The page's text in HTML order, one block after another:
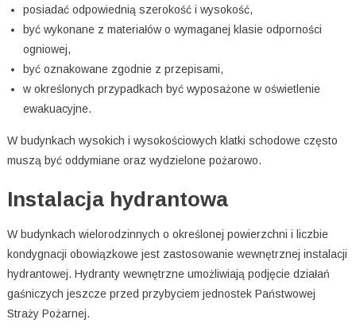
posiadać odpowiednią szerokość i wysokość,
być wykonane z materiałów o wymaganej klasie odporności
ogniowej,
być oznakowane zgodnie z przepisami,
w określonych przypadkach być wyposażone w oświetlenie
ewakuacyjne.
W budynkach wysokich i wysokościowych klatki schodowe często
muszą być oddymiane oraz wydzielone pożarowo.
Instalacja hydrantowa
W budynkach wielorodzinnych o określonej powierzchni i liczbie
kondygnacji obowiązkowe jest zastosowanie wewnętrznej instalacji
hydrantowej. Hydranty wewnętrzne umożliwiają podjęcie działań
gaśniczych jeszcze przed przybyciem jednostek Państwowej
Straży Pożarnej.